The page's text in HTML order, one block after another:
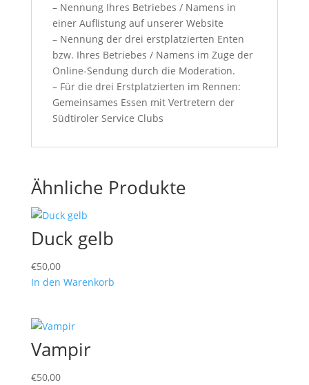
– Nennung Ihres Betriebes / Namens in
einer Auflistung auf unserer Website
– Nennung der drei erstplatzierten Enten
bzw. Ihres Betriebes / Namens im Zuge der
Online-Sendung durch die Moderation.
– Für die drei Erstplatzierten im Rennen:
Gemeinsames Essen mit Vertretern der
Südtiroler Service Clubs
Ähnliche Produkte
Duck gelb
€50,00
In den Warenkorb
Vampir
€50,00